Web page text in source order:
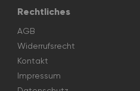
Rechtliches
AGB
Widerrufsrecht
Kontakt
Impressum